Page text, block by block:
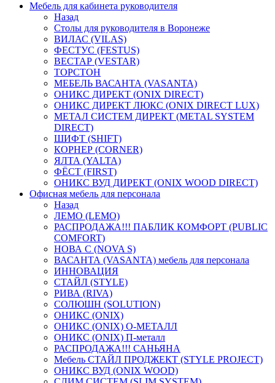
Мебель для кабинета руководителя
Назад
Столы для руководителя в Воронеже
ВИЛАС (VILAS)
ФЕСТУС (FESTUS)
ВЕСТАР (VESTAR)
ТОРСТОН
МЕБЕЛЬ ВАСАНТА (VASANTA)
ОНИКС ДИРЕКТ (ONIX DIRECT)
ОНИКС ДИРЕКТ ЛЮКС (ONIX DIRECT LUX)
МЕТАЛ СИСТЕМ ДИРЕКТ (METAL SYSTEM
DIRECT)
ШИФТ (SHIFT)
КОРНЕР (CORNER)
ЯЛТА (YALTA)
ФЁСТ (FIRST)
ОНИКС ВУД ДИРЕКТ (ONIX WOOD DIRECT)
Офисная мебель для персонала
Назад
ЛЕМО (LEMO)
РАСПРОДАЖА!!! ПАБЛИК КОМФОРТ (PUBLIC
COMFORT)
НОВА С (NOVA S)
ВАСАНТА (VASANTA) мебель для персонала
ИННОВАЦИЯ
СТАЙЛ (STYLE)
РИВА (RIVA)
СОЛЮШН (SOLUTION)
ОНИКС (ONIX)
ОНИКС (ONIX) O-МЕТАЛЛ
ОНИКС (ONIX) П-металл
РАСПРОДАЖА!!! САНЬЯНА
Мебель СТАЙЛ ПРОДЖЕКТ (STYLE PROJECT)
ОНИКС ВУД (ONIX WOOD)